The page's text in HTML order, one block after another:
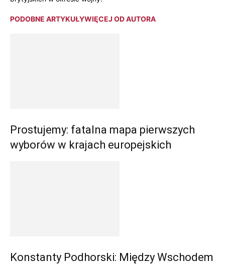
PODOBNE ARTYKUŁYWIĘCEJ OD AUTORA
Prostujemy: fatalna mapa pierwszych
wyborów w krajach europejskich
Konstanty Podhorski: Między Wschodem